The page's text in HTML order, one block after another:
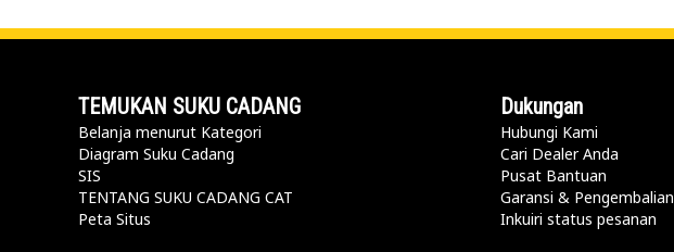
TEMUKAN SUKU CADANG
Belanja menurut Kategori
Diagram Suku Cadang
SIS
TENTANG SUKU CADANG CAT
Peta Situs
Dukungan
Hubungi Kami
Cari Dealer Anda
Pusat Bantuan
Garansi & Pengembalian
Inkuiri status pesanan